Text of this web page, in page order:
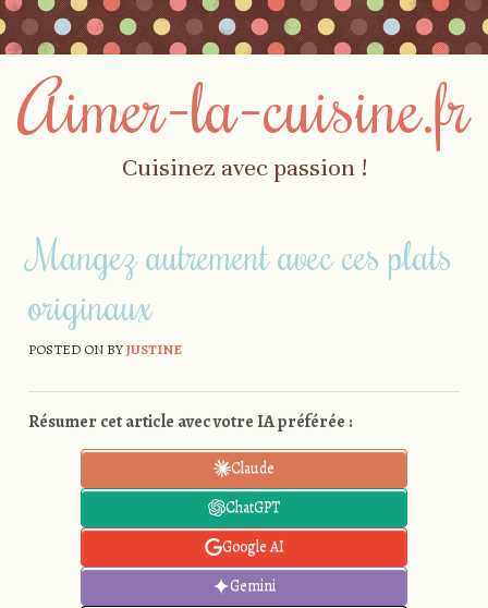
Aimer-la-cuisine.fr
Cuisinez avec passion !
Menu
Mangez autrement avec ces plats
originaux
POSTED ON BYJUSTINE
Résumer cet article avec votre IA préférée :
Claude
ChatGPT
Google AI
Gemini